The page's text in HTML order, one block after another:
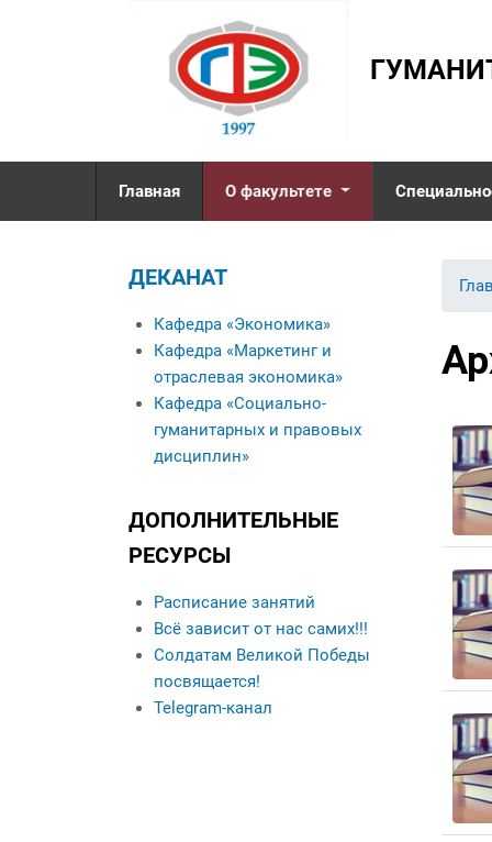
Главная О факультете
Кафедра «Экономика»
отраслевая
экономика»
Кафедра «Социально-
гуманитарных и
правовых дисциплин»
Именные стипендиаты
Контакты
Кураторы учебных
ДЕКАНАТ
Кафедра «Экономика»
Кафедра «Маркетинг и
отраслевая экономика»
Кафедра «Социально-
гуманитарных и правовых
дисциплин»
ДОПОЛНИТЕЛЬНЫЕ
РЕСУРСЫ
Расписание занятий
Всё зависит от нас самих!!!
Солдатам Великой Победы
посвящается!
Telegram-канал